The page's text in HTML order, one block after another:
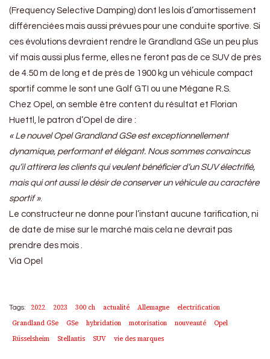
(Frequency Selective Damping) dont les lois d’amortissement
différenciées mais aussi prévues pour une conduite sportive. Si
ces évolutions devraient rendre le Grandland GSe un peu plus
vif mais aussi plus ferme, elles ne feront pas de ce SUV de près
de 4.50 m de long et de près de 1900 kg un véhicule compact
sportif comme le sont une Golf GTI ou une Mégane R.S.
Chez Opel, on semble être content du résultat et Florian
Huettl, le patron d’Opel de dire :
« Le nouvel Opel Grandland GSe est exceptionnellement
dynamique, performant et élégant. Nous sommes convaincus
qu’il attirera les clients qui veulent bénéficier d’un SUV électrifié,
mais qui ont aussi le désir de conserver un véhicule au caractère
sportif ».
Le constructeur ne donne pour l’instant aucune tarification, ni
de date de mise sur le marché mais cela ne devrait pas
prendre des mois .
Via Opel
Tags: 2022 2023 300 ch actualité Allemagne
electrification
Grandland GSe
GSe hybridation motorisation nouveauté
Opel
Rüsselsheim
Stellantis SUV vie des marques